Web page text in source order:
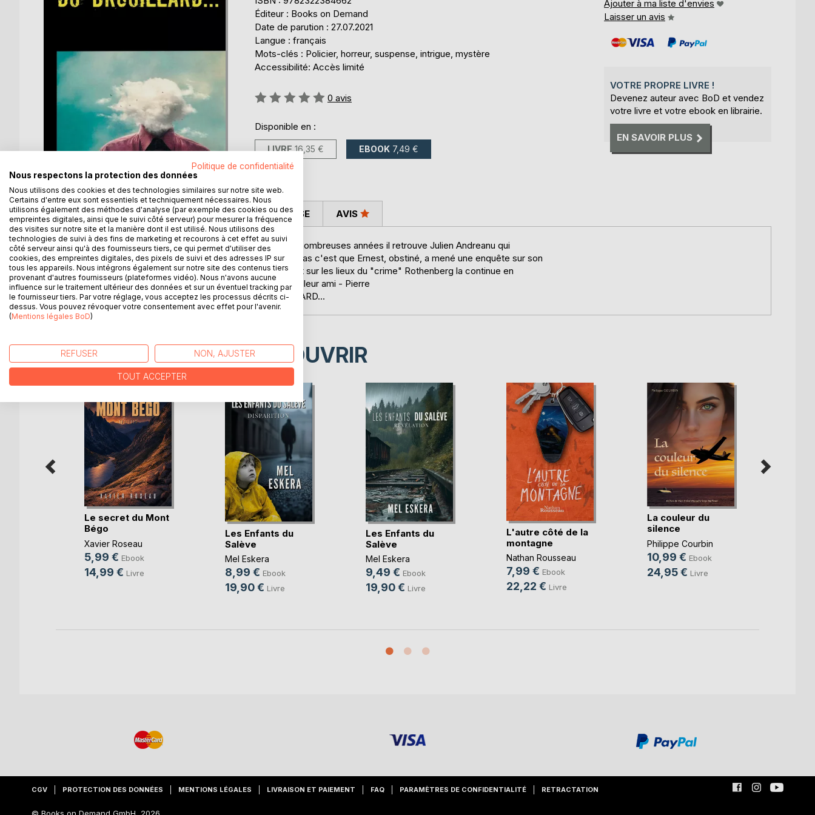
Éditeur : Books on Demand
Date de parution : 27.07.2021
Langue : français
Mots-clés : Policier, horreur, suspense, intrigue, mystère
Accessibilité: Accès limité
Évaluation:
0 avis
Disponible en :
LIVRE 16,35 € EBOOK 7,49 €
Ajouter à ma liste d'envies
Laisser un avis
VOTRE PROPRE LIVRE !
Devenez auteur avec BoD et vendez
votre livre et votre ebook en librairie.
EN SAVOIR PLUS
DESCRIPTION
Ernest Rothenberg est commissaire de police. Après de nombreuses années il retrouve Julien Andreanu qui
s'adonne à des pratiques illégales. Ce que Julien ne sait pas c'est que Ernest, obstiné, a mené une enquête sur son
existence pendant toutes ces années. Le jour où il revient sur les lieux du "crime" Rothenberg la continue en
couchant quelques idées sur papier qu'il confie à son meilleur ami - Pierre
Son calepin porte le titre ON N'Y VOIT QUE DU BROUILLARD...
AUTEUR(S) CRITIQUES PRESSE AVIS
D’AUTRES TITRES À DÉCOUVRIR
Le secret du Mont
Bégo
Xavier Roseau
5,99 € Ebook
14,99 € Livre
Les Enfants du
Salève
Mel Eskera
8,99 € Ebook
19,90 € Livre
Les Enfants du
Salève
Mel Eskera
9,49 € Ebook
19,90 € Livre
L'autre côté de la
montagne
Nathan Rousseau
7,99 € Ebook
22,22 € Livre
La couleur du
silence
Philippe Courbin
10,99 € Ebook
24,95 € Livre
CGV PROTECTION DES DONNÉES MENTIONS LÉGALES LIVRAISON ET PAIEMENT FAQ PARAMÈTRES DE CONFIDENTIALITÉ RETRACTATION
Politique de confidentialité
Nous respectons la protection des données
Nous utilisons des cookies et des technologies similaires sur notre site web.
Certains d'entre eux sont essentiels et techniquement nécessaires. Nous
utilisons également des méthodes d'analyse (par exemple des cookies ou des
empreintes digitales, ainsi que le suivi côté serveur) pour mesurer la fréquence
des visites sur notre site et la manière dont il est utilisé. Nous utilisons des
technologies de suivi à des fins de marketing et recourons à cet effet au suivi
côté serveur ainsi qu'à des fournisseurs tiers, ce qui permet d'utiliser des
cookies, des empreintes digitales, des pixels de suivi et des adresses IP sur
tous les appareils. Nous intégrons également sur notre site des contenus tiers
provenant d'autres fournisseurs (plateformes vidéo). Nous n'avons aucune
influence sur le traitement ultérieur des données et sur un éventuel tracking par
le fournisseur tiers. Par votre réglage, vous acceptez les processus décrits ci-
dessus. Vous pouvez révoquer votre consentement avec effet pour l'avenir.
(Mentions légales BoD)
REFUSER NON, AJUSTER
TOUT ACCEPTER